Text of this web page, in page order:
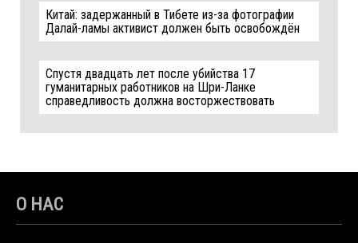
Китай: задержанный в Тибете из-за фотографии
Далай-ламы активист должен быть освобождён
Спустя двадцать лет после убийства 17
гуманитарных работников на Шри-Ланке
справедливость должна восторжествовать
О НАС